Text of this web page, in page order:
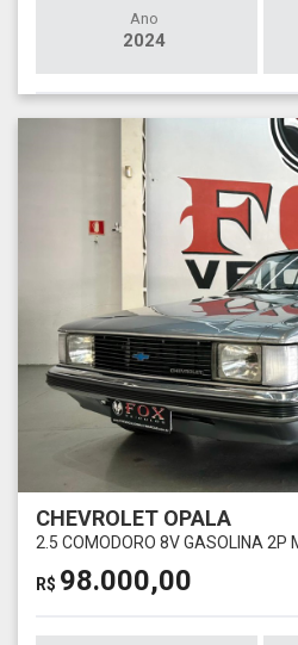
Ano
2024
CHEVROLET OPALA
2.5 COMODORO 8V GASOLINA 2P
R$ 98.000,00